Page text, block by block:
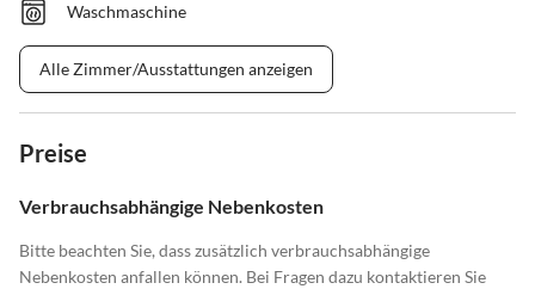
Waschmaschine
Alle Zimmer/Ausstattungen anzeigen
Preise
Verbrauchsabhängige Nebenkosten
Bitte beachten Sie, dass zusätzlich verbrauchsabhängige
Nebenkosten anfallen können. Bei Fragen dazu kontaktieren Sie